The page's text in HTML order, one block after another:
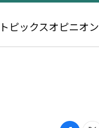
トピックスオピニオン